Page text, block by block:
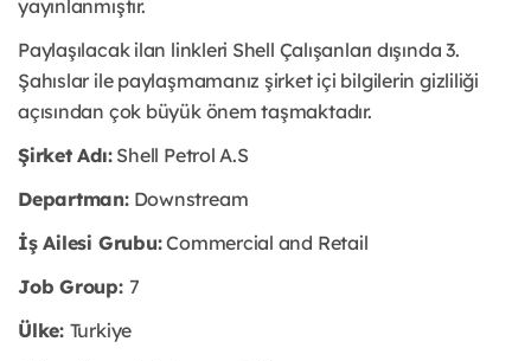
yayınlanmıştır.
Paylaşılacak ilan linkleri Shell Çalışanları dışında 3.
Şahıslar ile paylaşmamanız şirket içi bilgilerin gizliliği
açısından çok büyük önem taşmaktadır.
Şirket Adı:Shell Petrol A.S
Departman:Downstream
İş Ailesi Grubu:Commercial and Retail
Job Group: 7
Ülke: Turkiye